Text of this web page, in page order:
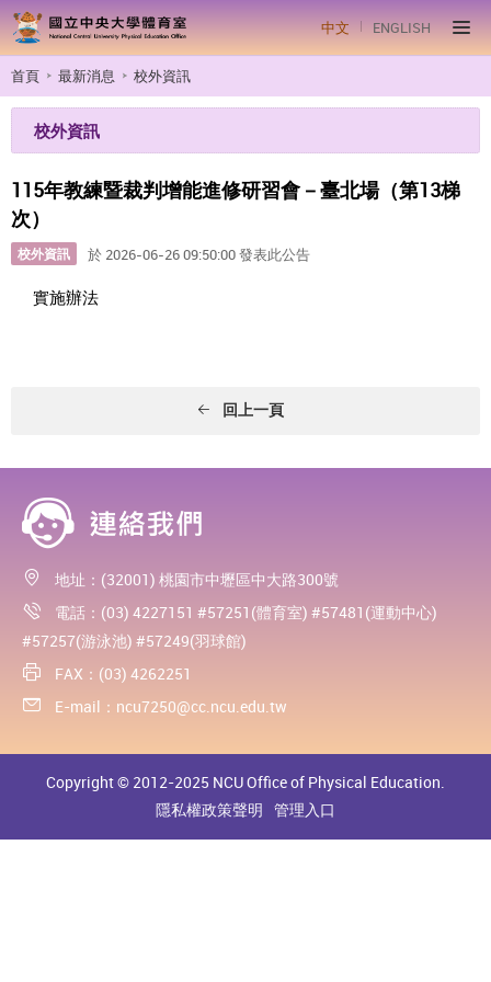
中文 ENGLISH
首頁 最新消息 校外資訊
校外資訊
115年教練暨裁判增能進修研習會－臺北場（第13梯
次）
校外資訊 於 2026-06-26 09:50:00 發表此公告
實施辦法
回上一頁
地址：(32001) 桃園市中壢區中大路300號
電話：(03) 4227151 #57251(體育室) #57481(運動中心)
#57257(游泳池) #57249(羽球館)
FAX：(03) 4262251
E-mail： ncu7250@cc.ncu.edu.tw
Copyright © 2012-2025 NCU Office of Physical Education.
隱私權政策聲明 管理入口